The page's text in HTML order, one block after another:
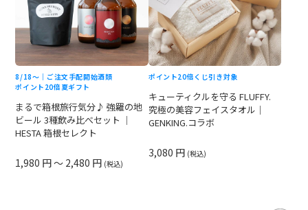
8/18〜｜ご注文手配開始酒類
ポイント20倍 夏ギフト
まるで箱根旅行気分♪ 強羅の地
ビール 3種飲み比べセット ｜
HESTA 箱根セレクト
1,980 円 ～ 2,480 円 (税込)
ポイント20倍 くじ引き対象
キューティクルを守る FLUFFY.
究極の美容フェイスタオル｜
GENKING.コラボ
3,080 円 (税込)